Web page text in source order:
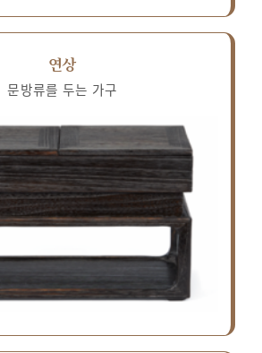
연상
문방류를 두는 가구